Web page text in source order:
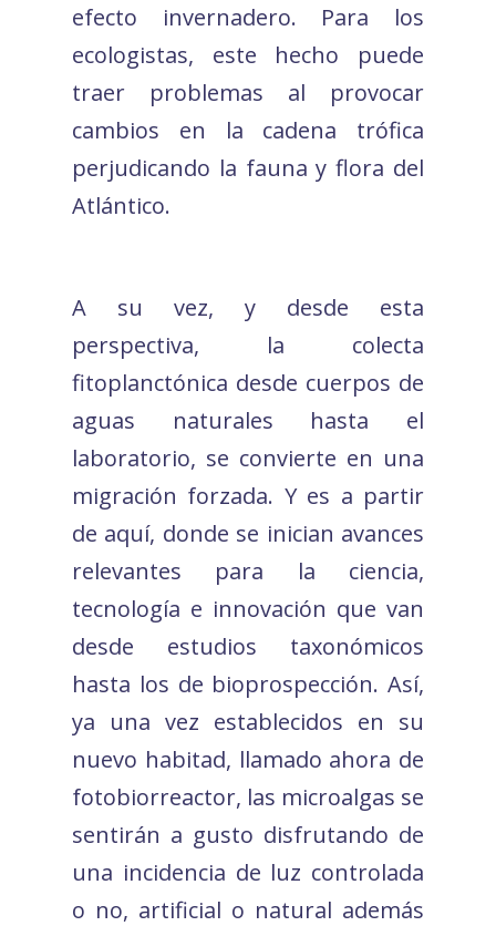
efecto invernadero. Para los
ecologistas, este hecho puede
traer problemas al provocar
cambios en la cadena trófica
perjudicando la fauna y flora del
Atlántico.
A su vez, y desde esta
perspectiva, la colecta
fitoplanctónica desde cuerpos de
aguas naturales hasta el
laboratorio, se convierte en una
migración forzada. Y es a partir
de aquí, donde se inician avances
relevantes para la ciencia,
tecnología e innovación que van
desde estudios taxonómicos
hasta los de bioprospección. Así,
ya una vez establecidos en su
nuevo habitad, llamado ahora de
fotobiorreactor, las microalgas se
sentirán a gusto disfrutando de
una incidencia de luz controlada
o no, artificial o natural además